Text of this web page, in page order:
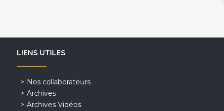
LIENS UTILES
Nos collaborateurs
Archives
Archives Vidéos